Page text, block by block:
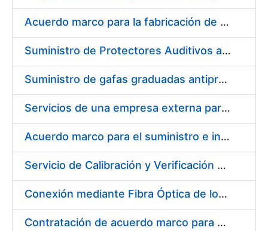
Show/Hide
Acuerdo marco para la fabricación de piezas
Suministro de Protectores Auditivos a medida para las personas trabajadoras de los Centros de Trabajo de Madrid y Burgos
Suministro de gafas graduadas antiproyecciones para los trabajadores de la FNMT-RCM en los centros de trabajo de Madrid y Burgos
Servicios de una empresa externa para el asesoramiento y resolución de los recursos de alzada que se presentan relacionados con procesos de selección para la FNMT-RCM
Acuerdo marco para el suministro e instalación de persianas, estores y otros complementos
Servicio de Calibración y Verificación Externa de los Equipos de Medición del Servicio de Prevención de la FNMT-RCM
Conexión mediante Fibra Óptica de los Centros de Proceso de Datos (CPDs) de las sedes de la FNMT-RCM de Burgos y Madrid
Contratación de acuerdo marco para el Suministro de Material de Electricidad para la Fábrica Nacional de Moneda y Timbre-Real Casa de la Moneda en su centro de trabajo de Burgos